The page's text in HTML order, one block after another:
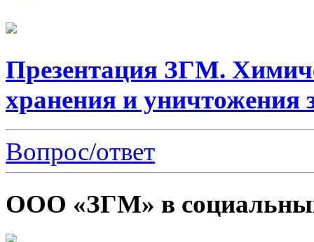
Презентация ЗГМ.
хранения и уничтожения
Вопрос/ответ
ООО «ЗГМ» в